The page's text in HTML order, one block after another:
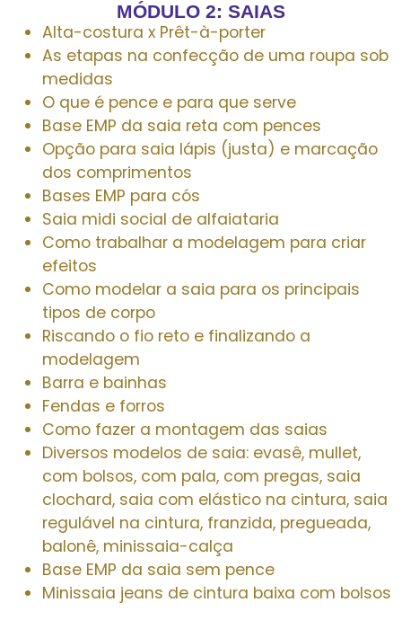
MÓDULO 2: SAIAS
Alta-costura x Prêt-à-porter
As etapas na confecção de uma roupa sob
medidas
O que é pence e para que serve
Base EMP da saia reta com pences
Opção para saia lápis (justa) e marcação
dos comprimentos
Bases EMP para cós
Saia midi social de alfaiataria
Como trabalhar a modelagem para criar
efeitos
Como modelar a saia para os principais
tipos de corpo
Riscando o fio reto e finalizando a
modelagem
Barra e bainhas
Fendas e forros
Como fazer a montagem das saias
Diversos modelos de saia: evasê, mullet,
com bolsos, com pala, com pregas, saia
clochard, saia com elástico na cintura, saia
regulável na cintura, franzida, pregueada,
balonê, minissaia-calça
Base EMP da saia sem pence
Minissaia jeans de cintura baixa com bolsos